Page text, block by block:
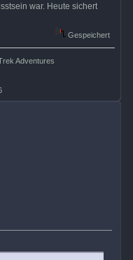
war. Heute sichert
Gespeichert
Adventures